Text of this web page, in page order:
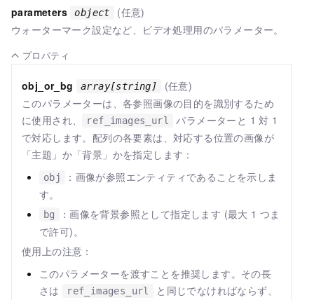
parameters object
(任意)
ウォーターマーク設定など、ビデオ処理用のパラメーター。
プロパティ
obj_or_bg array[string]
(任意)
このパラメーターは、各参照画像の目的を識別するため
に使用され、
ref_images_url
パラメーターと 1 対 1
で対応します。配列の各要素は、対応する位置の画像が
「主題」か「背景」かを指定します：
obj
：画像が参照エンティティであることを示しま
す。
bg
：画像を背景参照として指定します (最大 1 つま
で許可)。
使用上の注意：
このパラメーターを渡すことを推奨します。その長
さは
ref_images_url
と同じでなければならず、